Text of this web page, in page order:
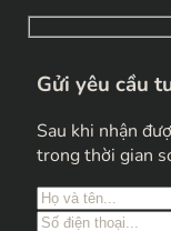
Gửi yêu cầu
Sau khi nhận
trong thời gian